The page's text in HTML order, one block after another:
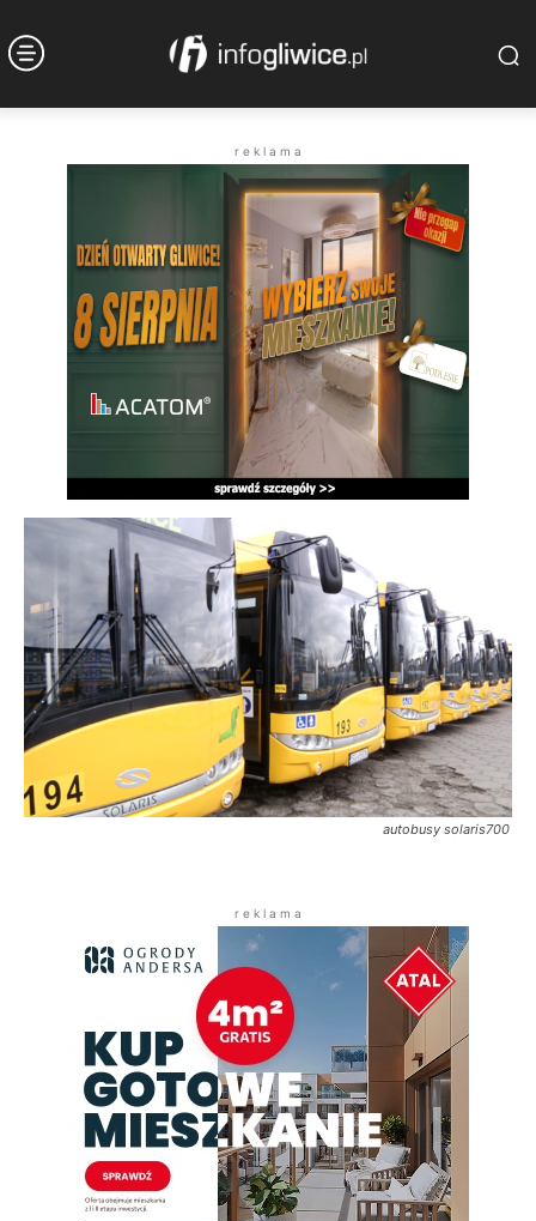
r e k l a m a
autobusy solaris700
r e k l a m a